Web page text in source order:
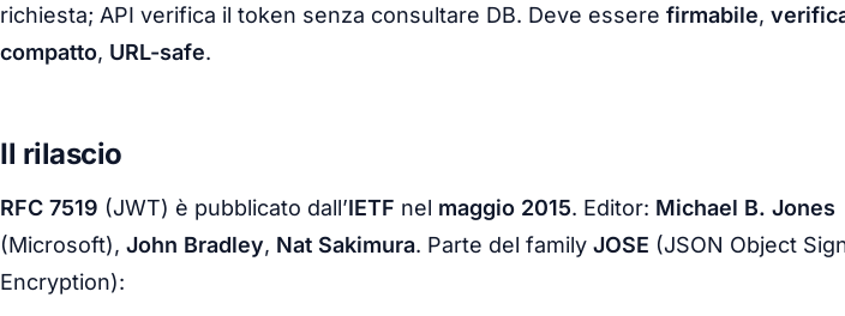
richiesta; API verifica il token senza consultare DB. Deve essere firmabile,
compatto, URL-safe.
Il rilascio
RFC 7519 (JWT) è pubblicato dall’IETF nel maggio 2015. Editor: Michael B. Jones
(Microsoft), John Bradley, Nat Sakimura. Parte del family JOSE (JSON Object
Encryption):